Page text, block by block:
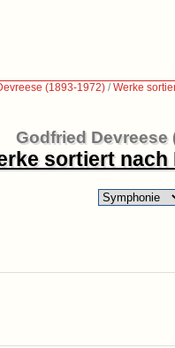
(1893-1972) /Werke
Godfried Devreese
sortiert